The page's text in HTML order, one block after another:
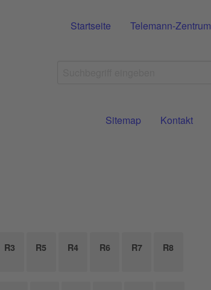
Startseite Telemann-Zentrum
Sitemap Kontakt
R3 R5 R4 R6 R7 R8